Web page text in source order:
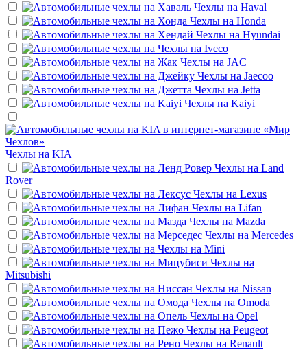
Чехлы на Haval
Чехлы на Honda
Чехлы на Hyundai
Чехлы на Iveco
Чехлы на JAC
Чехлы на Jaecoo
Чехлы на Jetta
Чехлы на Kaiyi
Чехлы на KIA
Чехлы на Land
Rover
Чехлы на Lexus
Чехлы на Lifan
Чехлы на Mazda
Чехлы на Mercedes
Чехлы на Mini
Чехлы на
Mitsubishi
Чехлы на Nissan
Чехлы на Omoda
Чехлы на Opel
Чехлы на Peugeot
Чехлы на Renault